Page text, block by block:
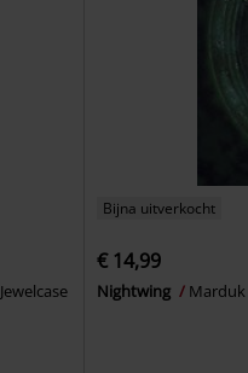
Jewelcase
Bijna uitverkocht
€ 14,99
Nightwing Marduk